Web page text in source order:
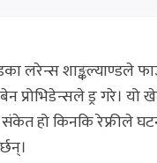
लरेन्स शाङ्कल्याण्डले
प्रोभिडेन्सले ड्र गरे। यो
हो किनकि रेफ्रीले